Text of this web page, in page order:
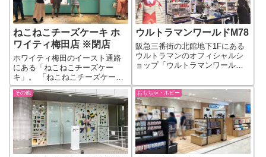
ねこねこチーズケーキ ホ
ワイティ梅田店 ※閉店
ホワイティ梅田のイースト通路
にある「ねこねこチーズケー
キ」。 「ねこねこチーズケー
キ」は、チーズの王様「ブリー･
ド･モー」とアプリコットジャム
を使用したチーズケーキでかわ
いい猫の形をしています。販売
額は、378円税込（2021年3月時
点）。...
ウルトラマンワールドM78
阪急三番街の北館地下1Fにある
ウルトラマンのオフィシャルシ
ョップ「ウルトラマンワールド
ュアなどの玩具、雑貨、アパレ
ル、そしてランチ関連グッズ、
フード商品なども充実していま
す。ウルトラマンファン世代の
大人も必見...
その他 おもちゃ・ホビー